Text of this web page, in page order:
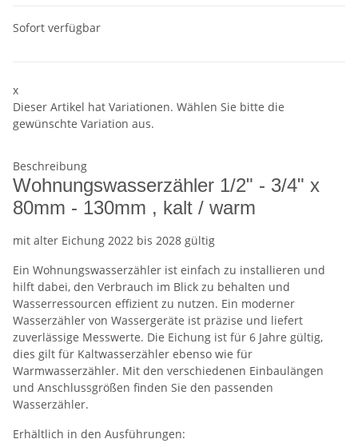
Sofort verfügbar
x
Dieser Artikel hat Variationen. Wählen Sie bitte die
gewünschte Variation aus.
Beschreibung
Wohnungswasserzähler 1/2" - 3/4" x
80mm - 130mm , kalt / warm
mit alter Eichung 2022 bis 2028 gültig
Ein Wohnungswasserzähler ist einfach zu installieren und
hilft dabei, den Verbrauch im Blick zu behalten und
Wasserressourcen effizient zu nutzen. Ein moderner
Wasserzähler von Wassergeräte ist präzise und liefert
zuverlässige Messwerte. Die Eichung ist für 6 Jahre gültig,
dies gilt für Kaltwasserzähler ebenso wie für
Warmwasserzähler. Mit den verschiedenen Einbaulängen
und Anschlussgrößen finden Sie den passenden
Wasserzähler.
Erhältlich in den Ausführungen: